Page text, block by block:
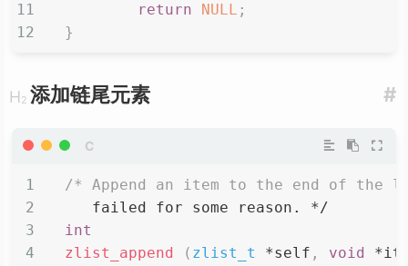
return
NULL ;
}
#
添加链尾元素
/* Append an item to the end of
   failed for some reason. */
int
zlist_append
( zlist_t *self , void *